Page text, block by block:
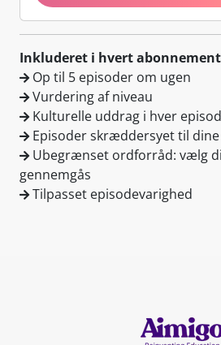
Inkluderet i hvert
Op til 5 episoder om ugen
Vurdering af niveau
Kulturelle uddrag i hver
Episoder skræddersyet til
Ubegrænset ordforråd: vælg
gennemgås
Tilpasset episodevarighed